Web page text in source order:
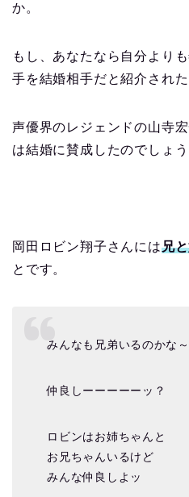
か。
もし、あなたなら自分より
手を結婚相手だと紹介され
声優界のレジェンドの山寺
は結婚に賛成したのでしょう
岡田ロビン翔子さんには兄
とです。
みんなも兄弟いるのかな～
仲良しーーーーーッ？
ロビンはお姉ちゃんと
お兄ちゃんいるけど
みんな仲良しよッ